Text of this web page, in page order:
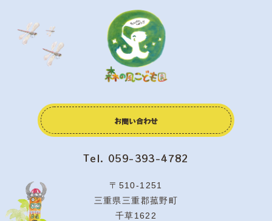
お問い合わせ
Tel. 059-393-4782
〒510-1251
三重県三重郡菰野町
千草1622